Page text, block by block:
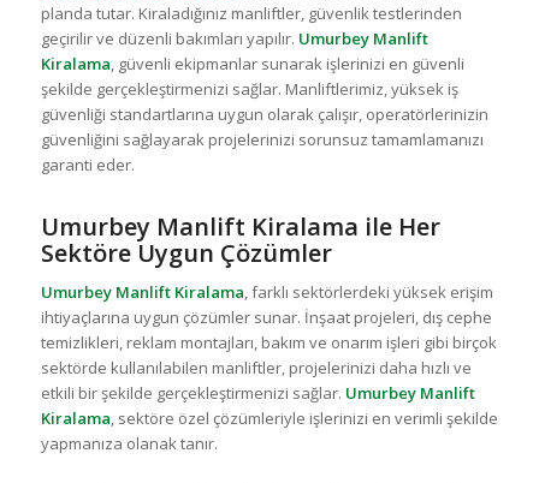
planda tutar. Kiraladığınız manliftler, güvenlik testlerinden
geçirilir ve düzenli bakımları yapılır. Umurbey Manlift
Kiralama , güvenli ekipmanlar sunarak işlerinizi en güvenli
şekilde gerçekleştirmenizi sağlar. Manliftlerimiz, yüksek iş
güvenliği standartlarına uygun olarak çalışır, operatörlerinizin
güvenliğini sağlayarak projelerinizi sorunsuz tamamlamanızı
garanti eder.
Umurbey Manlift Kiralama ile Her
Sektöre Uygun Çözümler
Umurbey Manlift Kiralama, farklı sektörlerdeki yüksek erişim
ihtiyaçlarına uygun çözümler sunar. İnşaat projeleri, dış cephe
temizlikleri, reklam montajları, bakım ve onarım işleri gibi birçok
sektörde kullanılabilen manliftler, projelerinizi daha hızlı ve
etkili bir şekilde gerçekleştirmenizi sağlar. Umurbey Manlift
Kiralama, sektöre özel çözümleriyle işlerinizi en verimli şekilde
yapmanıza olanak tanır.